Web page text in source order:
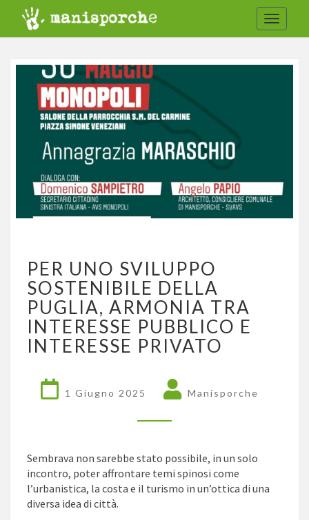
Toggle
UNO
SVILUPPO
SOSTENIBILE
DELLA
PUGLIA,
ARMONIA
PUBBLICO
INTERESSE
PER UNO SVILUPPO
SOSTENIBILE DELLA
PUGLIA, ARMONIA TRA
INTERESSE PUBBLICO E
INTERESSE PRIVATO
1 Giugno 2025 Manisporche
Sembrava non sarebbe stato possibile, in un solo
incontro, poter affrontare temi spinosi come
l’urbanistica, la costa e il turismo in un’ottica di una
diversa idea di città.